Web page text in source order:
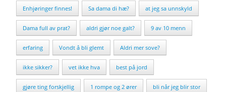
Enhjøringer finnes! Sa dama di hæ? at jeg sa unnskyld
Dama full av prat? aldri gjør noe galt? 9 av 10 menn
erfaring Vondt å bli glemt Aldri mer sove?
ikke sikker? vet ikke hva best på jord
gjøre ting forskjellig 1 rompe og 2 ører bli når jeg blir stor